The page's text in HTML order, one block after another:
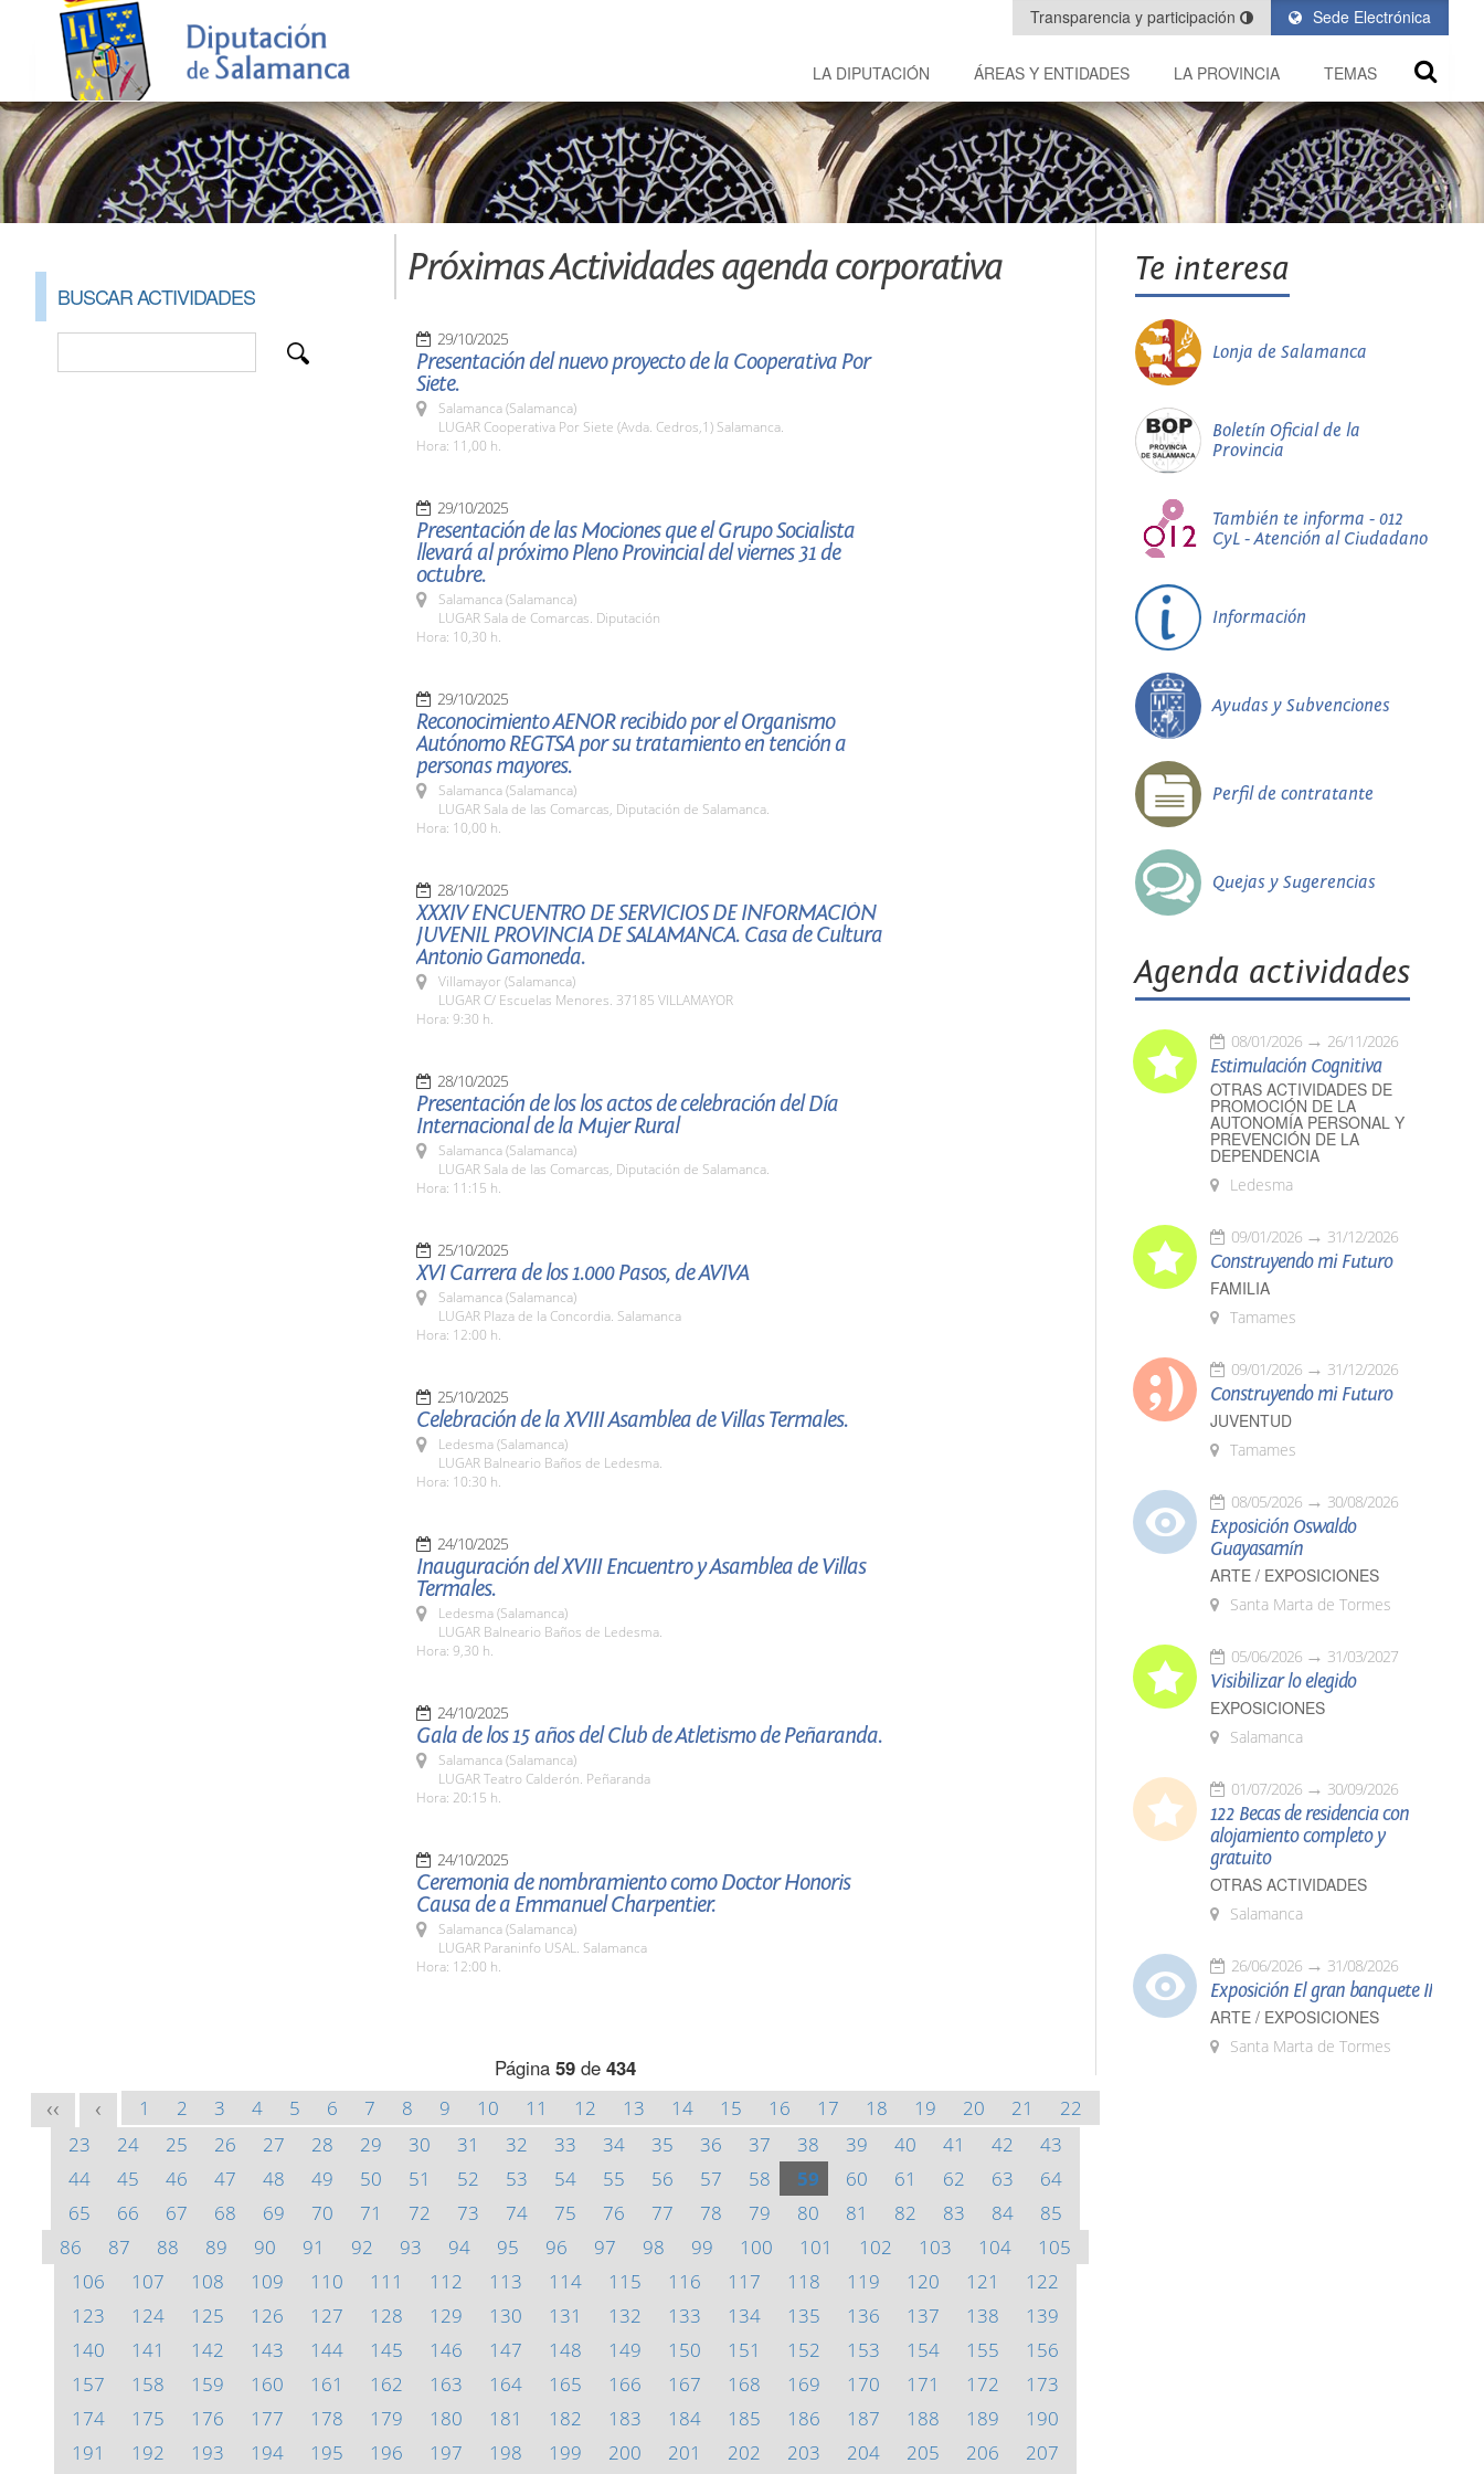
Sede Electrónica
Transparencia y participación
LA DIPUTACIÓN ÁREAS Y ENTIDADES LA PROVINCIA TEMAS
BUSCAR ACTIVIDADES
Próximas Actividades agenda corporativa
29/10/2025
Presentación del nuevo proyecto de la Cooperativa Por
Siete.
Salamanca (Salamanca)
LUGAR Cooperativa Por Siete (Avda. Cedros,1) Salamanca.
Hora: 11,00 h.
29/10/2025
Presentación de las Mociones que el Grupo Socialista
llevará al próximo Pleno Provincial del viernes 31 de
octubre.
Salamanca (Salamanca)
LUGAR Sala de Comarcas. Diputación
Hora: 10,30 h.
29/10/2025
Reconocimiento AENOR recibido por el Organismo
Autónomo REGTSA por su tratamiento en tención a
personas mayores.
Salamanca (Salamanca)
LUGAR Sala de las Comarcas, Diputación de Salamanca.
Hora: 10,00 h.
28/10/2025
XXXIV ENCUENTRO DE SERVICIOS DE INFORMACIÓN
JUVENIL PROVINCIA DE SALAMANCA. Casa de Cultura
Antonio Gamoneda.
Villamayor (Salamanca)
LUGAR C/ Escuelas Menores. 37185 VILLAMAYOR
Hora: 9:30 h.
28/10/2025
Presentación de los los actos de celebración del Día
Internacional de la Mujer Rural
Salamanca (Salamanca)
LUGAR Sala de las Comarcas, Diputación de Salamanca.
Hora: 11:15 h.
25/10/2025
XVI Carrera de los 1.000 Pasos, de AVIVA
Salamanca (Salamanca)
LUGAR Plaza de la Concordia. Salamanca
Hora: 12:00 h.
25/10/2025
Celebración de la XVIII Asamblea de Villas Termales.
Ledesma (Salamanca)
LUGAR Balneario Baños de Ledesma.
Hora: 10:30 h.
24/10/2025
Inauguración del XVIII Encuentro y Asamblea de Villas
Termales.
Ledesma (Salamanca)
LUGAR Balneario Baños de Ledesma.
Hora: 9,30 h.
24/10/2025
Gala de los 15 años del Club de Atletismo de Peñaranda.
Salamanca (Salamanca)
LUGAR Teatro Calderón. Peñaranda
Hora: 20:15 h.
24/10/2025
Ceremonia de nombramiento como Doctor Honoris
Causa de a Emmanuel Charpentier.
Salamanca (Salamanca)
LUGAR Paraninfo USAL. Salamanca
Hora: 12:00 h.
Página 59 de 434
<< < 1 2 3 4 5 6 7 8 9 10 11 12 13 14 15 16 17 18 19 20 21
22
23
24 25 26 27 28 29 30 31 32 33 34 35 36 37 38 39 40 41 42
43
44
45 46 47 48 49 50 51 52 53 54 55 56 57 58 59 60 61 62 63
64
65
66 67 68 69 70 71 72 73 74 75 76 77 78 79 80 81 82 83 84
85
86
87 88 89 90 91 92 93 94 95 96 97 98 99 100 101 102 103 104
105
106
107 108 109 110 111 112 113 114 115 116 117 118 119 120 121
122
123
124 125 126 127 128 129 130 131 132 133 134 135 136 137 138
139
140
141 142 143 144 145 146 147 148 149 150 151 152 153 154 155
156
157
158 159 160 161 162 163 164 165 166 167 168 169 170 171 172
173
174
175 176 177 178 179 180 181 182 183 184 185 186 187 188 189
190
191
192 193 194 195 196 197 198 199 200 201 202 203 204 205 206 207
Te interesa
Lonja de Salamanca
Boletín Oficial de la
Provincia
También te informa - 012
CyL - Atención al Ciudadano
Información
Ayudas y Subvenciones
Perfil de contratante
Quejas y Sugerencias
Agenda actividades
08/01/2026 26/11/2026
Estimulación Cognitiva
OTRAS ACTIVIDADES DE
PROMOCIÓN DE LA
AUTONOMÍA PERSONAL Y
PREVENCIÓN DE LA
DEPENDENCIA
Ledesma
09/01/2026 31/12/2026
Construyendo mi Futuro
FAMILIA
Tamames
09/01/2026 31/12/2026
Construyendo mi Futuro
JUVENTUD
Tamames
08/05/2026 30/08/2026
Exposición Oswaldo
Guayasamín
ARTE / EXPOSICIONES
Santa Marta de Tormes
05/06/2026 31/03/2027
Visibilizar lo elegido
EXPOSICIONES
Salamanca
01/07/2026 30/09/2026
122 Becas de residencia con
alojamiento completo y
gratuito
OTRAS ACTIVIDADES
Salamanca
26/06/2026 31/08/2026
Exposición El gran banquete II
ARTE / EXPOSICIONES
Santa Marta de Tormes